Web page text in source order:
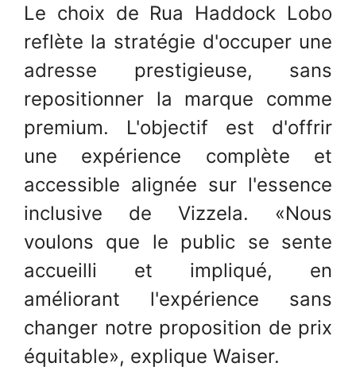
Le choix de Rua Haddock Lobo
reflète la stratégie d'occuper une
adresse prestigieuse, sans
repositionner la marque comme
premium. L'objectif est d'offrir
une expérience complète et
accessible alignée sur l'essence
inclusive de Vizzela. «Nous
voulons que le public se sente
accueilli et impliqué, en
améliorant l'expérience sans
changer notre proposition de prix
équitable», explique Waiser.